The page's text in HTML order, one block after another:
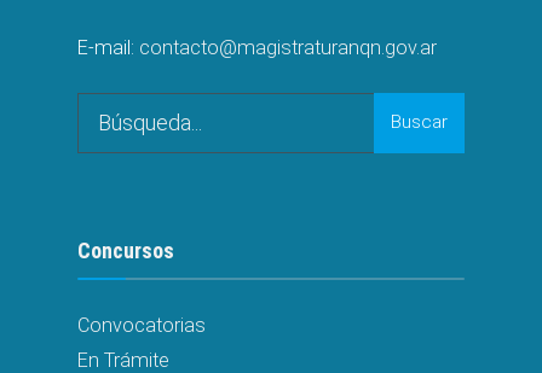
E-mail: contacto@magistraturanqn.gov.ar
Buscar
Concursos
Convocatorias
En Trámite